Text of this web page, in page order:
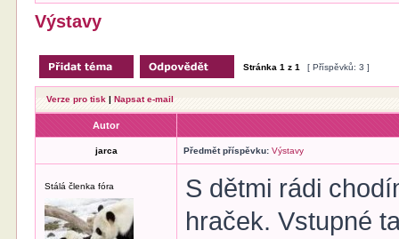
Výstavy
Stránka1 z1 [ Příspěvků: 3 ]
Verze pro tisk |Napsat e-mail
Autor
jarca Předmět příspěvku: Výstavy
Stálá členka fóra
S dětmi rádi
hraček. Vstupné